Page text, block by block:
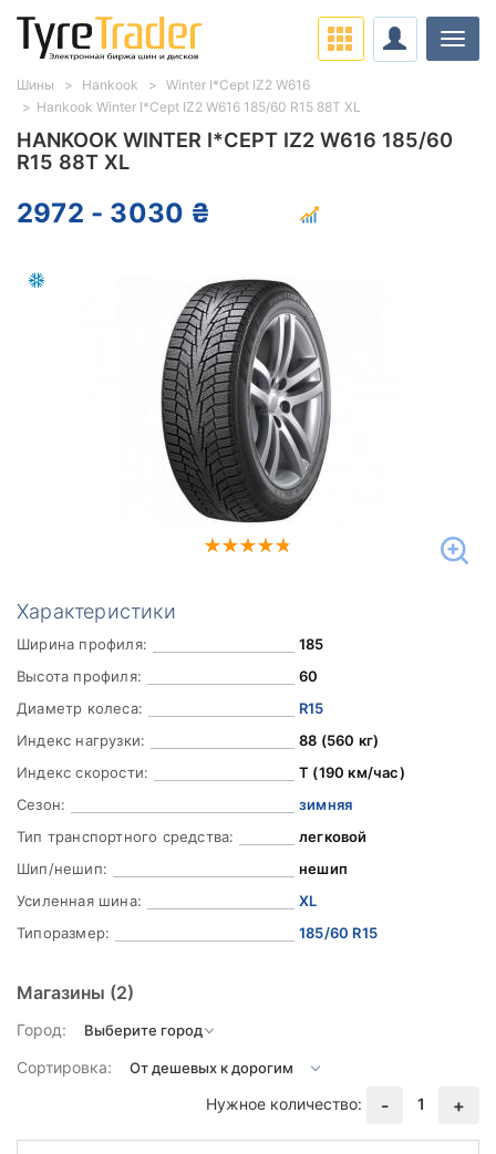
HANKOOK WINTER I*CEPT IZ2 W616 185/60
R15 88T XL
2972 - 3030 ₴
Характеристики
Ширина профиля:
185
Высота профиля:
60
Диаметр колеса:
R15
Индекс нагрузки:
88 (560 кг)
Индекс скорости:
T (190 км/час)
Сезон:
зимняя
Тип транспортного средства:
легковой
Шип/нешип:
нешип
Усиленная шина:
XL
Типоразмер:
185/60 R15
Магазины (2)
Город:
Сортировка:
Нужное количество:
- 1 +
Шины Hankook
Winter I*Cept IZ2 W616
Hankook Winter I*Cept IZ2 W616 185/60 R15 88T XL